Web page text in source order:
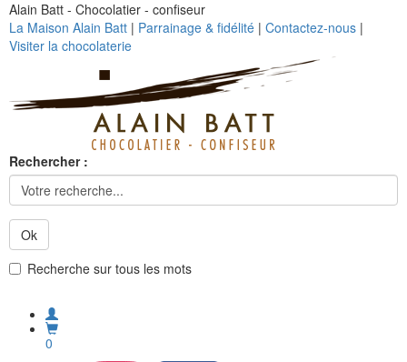
Alain Batt - Chocolatier - confiseur
La Maison Alain Batt | Parrainage & fidélité | Contactez-nous |
Visiter la chocolaterie
Rechercher :
Ok
Recherche sur tous les mots
0